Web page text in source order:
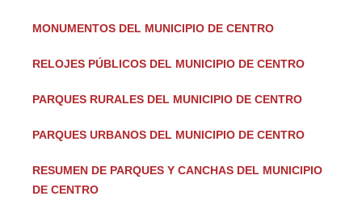
MONUMENTOS DEL MUNICIPIO DE CENTRO
RELOJES PÚBLICOS DEL MUNICIPIO DE CENTRO
PARQUES RURALES DEL MUNICIPIO DE CENTRO
PARQUES URBANOS DEL MUNICIPIO DE CENTRO
RESUMEN DE PARQUES Y CANCHAS DEL MUNICIPIO
DE CENTRO